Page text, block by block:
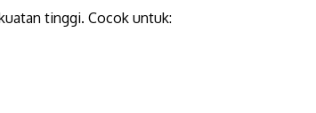
tinggi. Cocok untuk: